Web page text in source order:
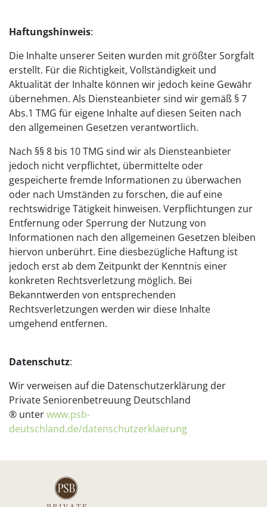
Haftungshinweis:
Die Inhalte unserer Seiten wurden mit größter Sorgfalt
erstellt. Für die Richtigkeit, Vollständigkeit und
Aktualität der Inhalte können wir jedoch keine Gewähr
übernehmen. Als Diensteanbieter sind wir gemäß § 7
Abs.1 TMG für eigene Inhalte auf diesen Seiten nach
den allgemeinen Gesetzen verantwortlich.
Nach §§ 8 bis 10 TMG sind wir als Diensteanbieter
jedoch nicht verpflichtet, übermittelte oder
gespeicherte fremde Informationen zu überwachen
oder nach Umständen zu forschen, die auf eine
rechtswidrige Tätigkeit hinweisen. Verpflichtungen zur
Entfernung oder Sperrung der Nutzung von
Informationen nach den allgemeinen Gesetzen bleiben
hiervon unberührt. Eine diesbezügliche Haftung ist
jedoch erst ab dem Zeitpunkt der Kenntnis einer
konkreten Rechtsverletzung möglich. Bei
Bekanntwerden von entsprechenden
Rechtsverletzungen werden wir diese Inhalte
umgehend entfernen.
Datenschutz:
Wir verweisen auf die Datenschutzerklärung der
Private Seniorenbetreuung Deutschland
® unterwww.psb-
deutschland.de/datenschutzerklaerung